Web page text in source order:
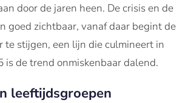
door de jaren heen. De crisis en de
goed zichtbaar, vanaf daar begint de
te stijgen, een lijn die culmineert in
is de trend onmiskenbaar dalend.
leeftijdsgroepen